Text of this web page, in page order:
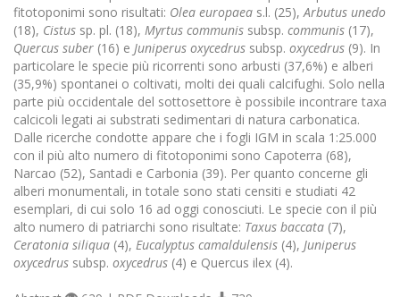
fitotoponimi sono risultati: Olea europaea s.l. (25),Arbutus unedo
(18), Cistus sp. pl. (18), Myrtus communis subsp. communis (17),
Quercus suber (16) e Juniperus oxycedrus subsp. oxycedrus (9). In
particolare le specie più ricorrenti sono arbusti (37,6%) e alberi
(35,9%) spontanei o coltivati, molti dei quali calcifughi. Solo nella
parte più occidentale del sottosettore è possibile incontrare taxa
calcicoli legati ai substrati sedimentari di natura carbonatica.
Dalle ricerche condotte appare che i fogli IGM in scala 1:25.000
con il più alto numero di fitotoponimi sono Capoterra (68),
Narcao (52), Santadi e Carbonia (39). Per quanto concerne gli
alberi monumentali, in totale sono stati censiti e studiati 42
esemplari, di cui solo 16 ad oggi conosciuti. Le specie con il più
alto numero di patriarchi sono risultate: Taxus baccata (7),
Ceratonia siliqua (4), Eucalyptus camaldulensis (4), Juniperus
oxycedrus subsp. oxycedrus (4) e Quercus ilex (4).